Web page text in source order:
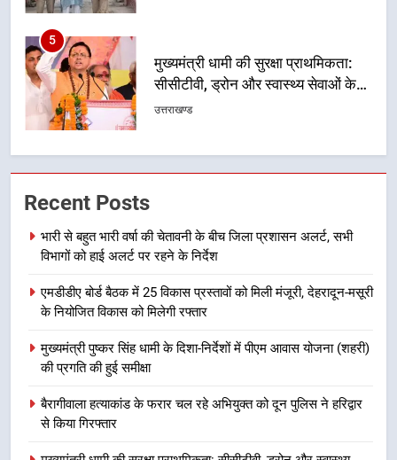
5
मुख्यमंत्री धामी की सुरक्षा प्राथमिकता:
सीसीटीवी, ड्रोन और स्वास्थ्य सेवाओं के
बीच शिवभक्तों के लिए बनाया सुरक्षित
उत्तराखण्ड
6
एसआईआर प्रक्रिया की निगरानी के लिए
सड़क सुरक्षा पर डीएम का सख्त एक्शन,
ब्लैक स्पॉट होंगे सुरक्षित, हर माह होगी
प्रगति समीक्षा
उत्तराखण्ड
महाराज की राजस्थान के मुख्यमंत्री से
गतिविधियों के विस्तार पर हुई चर्चा
Recent Posts
भारी से बहुत भारी वर्षा की चेतावनी के बीच जिला प्रशासन अलर्ट, सभी
विभागों को हाई अलर्ट पर रहने के निर्देश
एमडीडीए बोर्ड बैठक में 25 विकास प्रस्तावों को मिली मंजूरी, देहरादून-मसूरी
के नियोजित विकास को मिलेगी रफ्तार
मुख्यमंत्री पुष्कर सिंह धामी के दिशा-निर्देशों में पीएम आवास योजना (शहरी)
की प्रगति की हुई समीक्षा
बैरागीवाला हत्याकांड के फरार चल रहे अभियुक्त को दून पुलिस ने हरिद्वार
से किया गिरफ्तार